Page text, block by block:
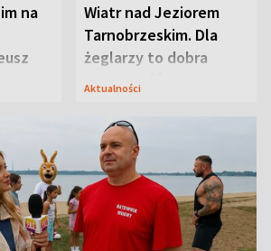
na
Wiatr nad Jeziorem
Tarnobrzeskim. Dla
żeglarzy to dobra
wiadomość
Aktualności